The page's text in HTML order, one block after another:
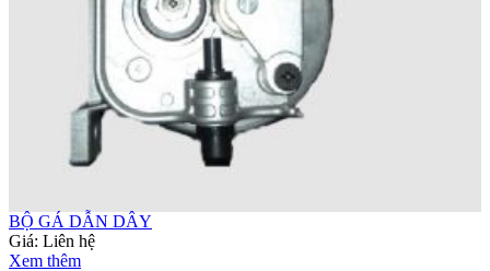
BỘ GÁ DẪN DÂY
Giá: Liên hệ
Xem thêm